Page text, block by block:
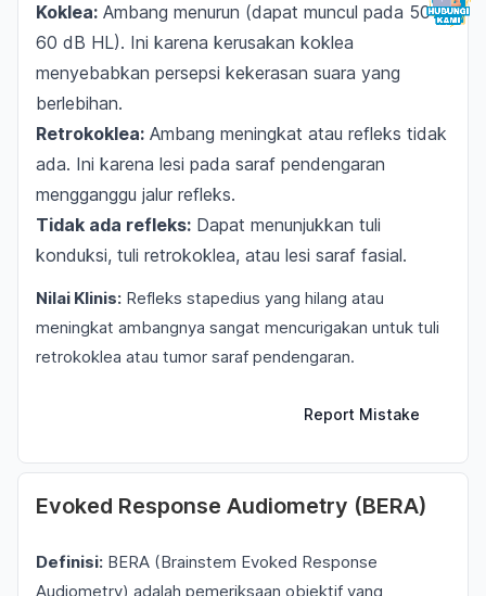
Koklea: Ambang menurun (dapat muncul pada 50-
60 dB HL). Ini karena kerusakan koklea
menyebabkan persepsi kekerasan suara yang
berlebihan.
Retrokoklea: Ambang meningkat atau refleks tidak
ada. Ini karena lesi pada saraf pendengaran
mengganggu jalur refleks.
Tidak ada refleks: Dapat menunjukkan tuli
konduksi, tuli retrokoklea, atau lesi saraf fasial.
Nilai Klinis: Refleks stapedius yang hilang atau
meningkat ambangnya sangat mencurigakan untuk tuli
retrokoklea atau tumor saraf pendengaran.
Report Mistake
Evoked Response Audiometry (BERA)
Definisi: BERA (Brainstem Evoked Response
Audiometry) adalah pemeriksaan objektif yang